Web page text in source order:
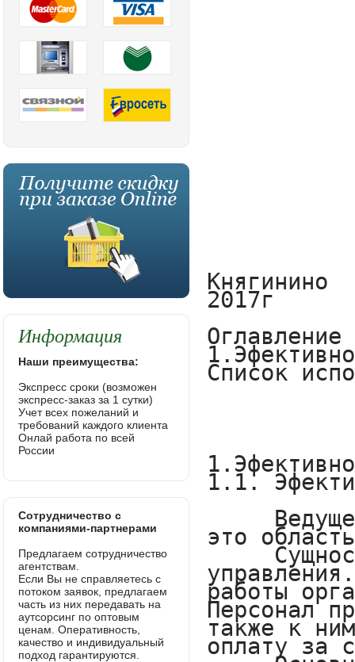
Информация
Наши преимущества:
Экспресс сроки (возможен
экспресс-заказ за 1 сутки)
Учет всех пожеланий и
требований каждого клиента
Онлай работа по всей
России
Сотрудничество с
компаниями-партнерами
Предлагаем сотрудничество
агентствам.
Если Вы не справляетесь с
потоком заявок, предлагаем
часть из них передавать на
аутсорсинг по оптовым
ценам. Оперативность,
качество и индивидуальный
подход гарантируются.